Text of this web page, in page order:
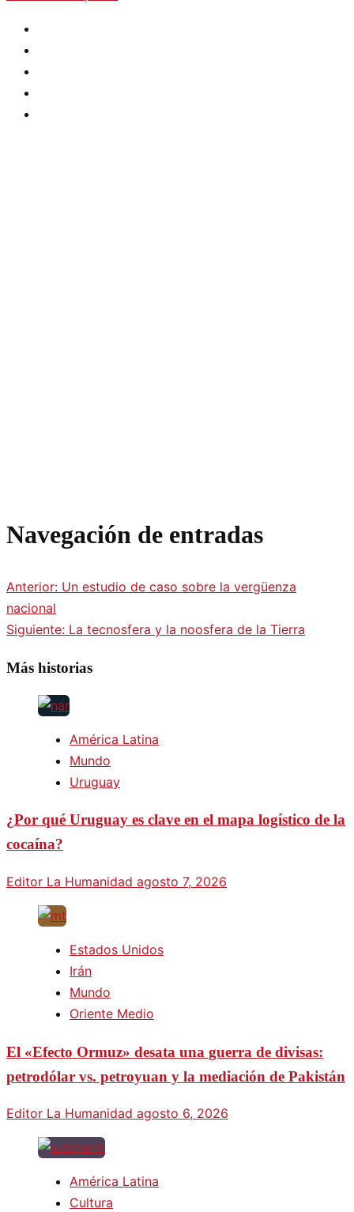
Navegación de entradas
Anterior: Un estudio de caso sobre la vergüenza
nacional
Siguiente: La tecnosfera y la noosfera de la Tierra
Más historias
América Latina
Mundo
Uruguay
¿Por qué Uruguay es clave en el mapa logístico de la
cocaína?
Editor La Humanidad agosto 7, 2026
Estados Unidos
Irán
Mundo
Oriente Medio
El «Efecto Ormuz» desata una guerra de divisas:
petrodólar vs. petroyuan y la mediación de Pakistán
Editor La Humanidad agosto 6, 2026
América Latina
Cultura